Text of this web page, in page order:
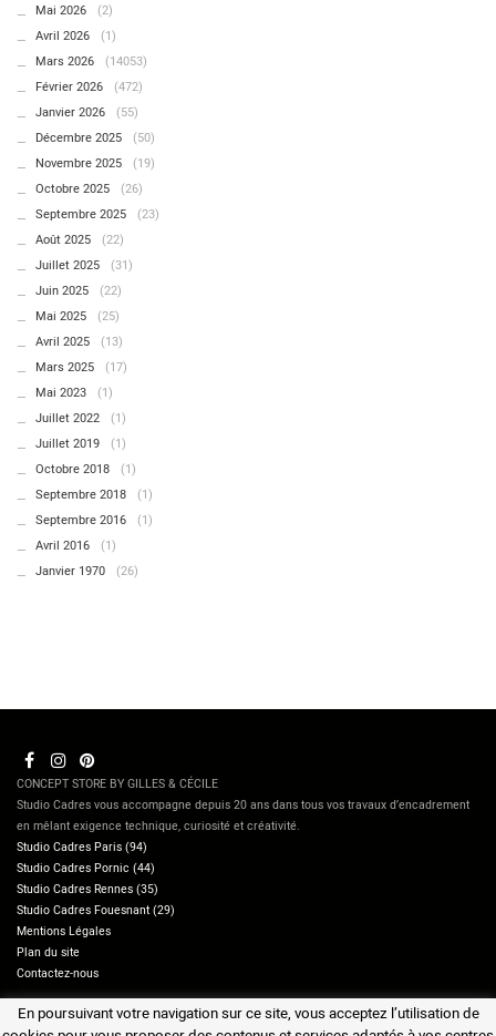
Mai 2026
(2)
Avril 2026
(1)
Mars 2026
(14053)
Février 2026
(472)
Janvier 2026
(55)
Décembre 2025
(50)
Novembre 2025
(19)
Octobre 2025
(26)
Septembre 2025
(23)
Août 2025
(22)
Juillet 2025
(31)
Juin 2025
(22)
Mai 2025
(25)
Avril 2025
(13)
Mars 2025
(17)
Mai 2023
(1)
Juillet 2022
(1)
Juillet 2019
(1)
Octobre 2018
(1)
Septembre 2018
(1)
Septembre 2016
(1)
Avril 2016
(1)
Janvier 1970
(26)
CONCEPT STORE BY GILLES & CÉCILE
Studio Cadres vous accompagne depuis 20 ans dans tous vos travaux d’encadrement
en mêlant exigence technique, curiosité et créativité.
Studio Cadres Paris (94)
Studio Cadres Pornic (44)
Studio Cadres Rennes (35)
Studio Cadres Fouesnant (29)
Mentions Légales
Plan du site
Contactez-nous
En poursuivant votre navigation sur ce site, vous acceptez l’utilisation de